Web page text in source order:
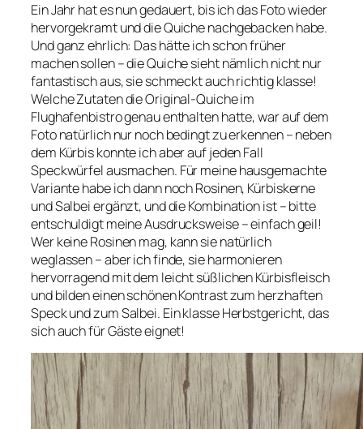
Ein Jahr hat es nun gedauert, bis ich das Foto wieder
hervorgekramt und die Quiche nachgebacken habe.
Und ganz ehrlich: Das hätte ich schon früher
machen sollen – die Quiche sieht nämlich nicht nur
fantastisch aus, sie schmeckt auch richtig klasse!
Welche Zutaten die Original-Quiche im
Flughafenbistro genau enthalten hatte, war auf dem
Foto natürlich nur noch bedingt zu erkennen – neben
dem Kürbis konnte ich aber auf jeden Fall
Speckwürfel ausmachen. Für meine hausgemachte
Variante habe ich dann noch Rosinen, Kürbiskerne
und Salbei ergänzt, und die Kombination ist – bitte
entschuldigt meine Ausdrucksweise – einfach geil!
Wer keine Rosinen mag, kann sie natürlich
weglassen – aber ich finde, sie harmonieren
hervorragend mit dem leicht süßlichen Kürbisfleisch
und bilden einen schönen Kontrast zum herzhaften
Speck und zum Salbei. Ein klasse Herbstgericht, das
sich auch für Gäste eignet!